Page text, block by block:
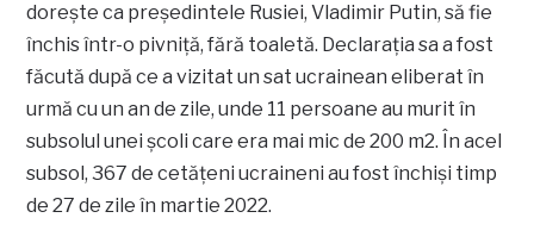
dorește ca președintele Rusiei, Vladimir Putin, să fie
închis într-o pivniţă, fără toaletă. Declarația sa a fost
făcută după ce a vizitat un sat ucrainean eliberat în
urmă cu un an de zile, unde 11 persoane au murit în
subsolul unei şcoli care era mai mic de 200 m2. În acel
subsol, 367 de cetățeni ucraineni au fost închişi timp
de 27 de zile în martie 2022.